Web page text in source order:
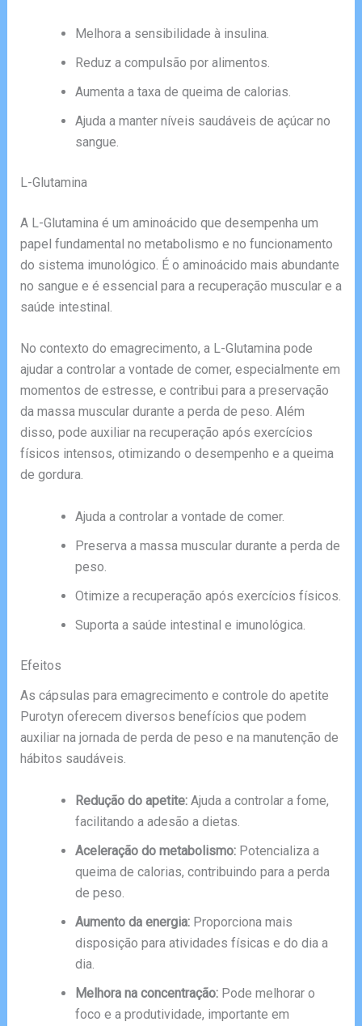
Melhora a sensibilidade à insulina.
Reduz a compulsão por alimentos.
Aumenta a taxa de queima de calorias.
Ajuda a manter níveis saudáveis de açúcar no
sangue.
L-Glutamina
A L-Glutamina é um aminoácido que desempenha um
papel fundamental no metabolismo e no funcionamento
do sistema imunológico. É o aminoácido mais abundante
no sangue e é essencial para a recuperação muscular e a
saúde intestinal.
No contexto do emagrecimento, a L-Glutamina pode
ajudar a controlar a vontade de comer, especialmente em
momentos de estresse, e contribui para a preservação
da massa muscular durante a perda de peso. Além
disso, pode auxiliar na recuperação após exercícios
físicos intensos, otimizando o desempenho e a queima
de gordura.
Ajuda a controlar a vontade de comer.
Preserva a massa muscular durante a perda de
peso.
Otimize a recuperação após exercícios físicos.
Suporta a saúde intestinal e imunológica.
Efeitos
As cápsulas para emagrecimento e controle do apetite
Purotyn oferecem diversos benefícios que podem
auxiliar na jornada de perda de peso e na manutenção de
hábitos saudáveis.
Redução do apetite:Ajuda a controlar a fome,
facilitando a adesão a dietas.
Aceleração do metabolismo:Potencializa a
queima de calorias, contribuindo para a perda
de peso.
Aumento da energia:Proporciona mais
disposição para atividades físicas e do dia a
dia.
Melhora na concentração:Pode melhorar o
foco e a produtividade, importante em